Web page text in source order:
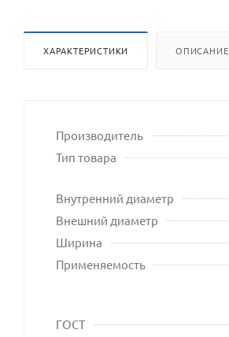
ХАРАКТЕРИСТИКИ ОПИСАНИЕ
Производитель
Тип товара
Внутренний диаметр
Внешний диаметр
Ширина
Применяемость
ГОСТ